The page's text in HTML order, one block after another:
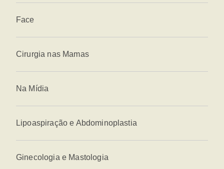
Face
Cirurgia nas Mamas
Na Mídia
Lipoaspiração e Abdominoplastia
Ginecologia e Mastologia